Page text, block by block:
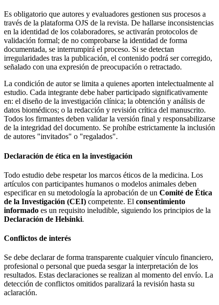
Es obligatorio que autores y evaluadores gestionen sus procesos a
través de la plataforma OJS de la revista. De hallarse inconsistencias
en la identidad de los colaboradores, se activarán protocolos de
validación formal; de no comprobarse la identidad de forma
documentada, se interrumpirá el proceso. Si se detectan
irregularidades tras la publicación, el contenido podrá ser corregido,
señalado con una expresión de preocupación o retractado.
La condición de autor se limita a quienes aporten intelectualmente al
estudio. Cada integrante debe haber participado significativamente
en: el diseño de la investigación clínica; la obtención y análisis de
datos biomédicos; o la redacción y revisión crítica del manuscrito.
Todos los firmantes deben validar la versión final y responsabilizarse
de la integridad del documento. Se prohíbe estrictamente la inclusión
de autores "invitados" o "regalados".
Declaración de ética en la investigación
Todo estudio debe respetar los marcos éticos de la medicina. Los
artículos con participantes humanos o modelos animales deben
especificar en su metodología la aprobación de un Comité de Ética
de la Investigación (CEI) competente. El consentimiento
informado es un requisito ineludible, siguiendo los principios de la
Declaración de Helsinki.
Conflictos de interés
Se debe declarar de forma transparente cualquier vínculo financiero,
profesional o personal que pueda sesgar la interpretación de los
resultados. Estas declaraciones se realizan al momento del envío. La
detección de conflictos omitidos paralizará la revisión hasta su
aclaración.